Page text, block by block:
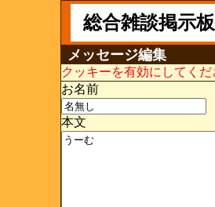
総合雑談掲示板
メッセージ編集
クッキーを有効にしてくだ
お名前
本文